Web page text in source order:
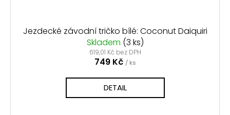
Jezdecké závodní tričko bílé: Coconut Daiquiri
Skladem (3 ks)
619,01 Kč bez DPH
749 Kč / ks
DETAIL